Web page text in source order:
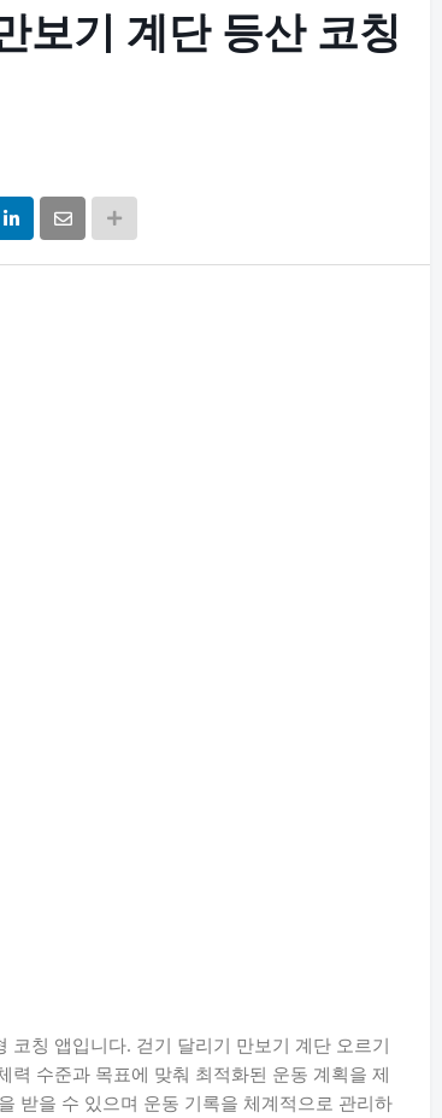
보기 계단 등산 코칭
코칭 앱입니다. 걷기 달리기 만보기 계단 오르기
수준과 목표에 맞춰 최적화된 운동 계획을 제
받을 수 있으며 운동 기록을 체계적으로 관리하